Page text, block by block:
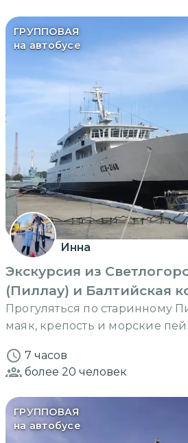
ГРУППОВАЯ
на автобусе
Инна
Экскурсия из
(Пиллау) и Балтийская
Прогуляться по старинному
маяк, крепость и морские
7 часов
более 20 человек
ГРУППОВАЯ
на автобусе